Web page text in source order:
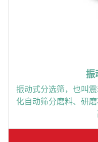
振
振动式分选筛，也叫
化自动筛分磨料、研